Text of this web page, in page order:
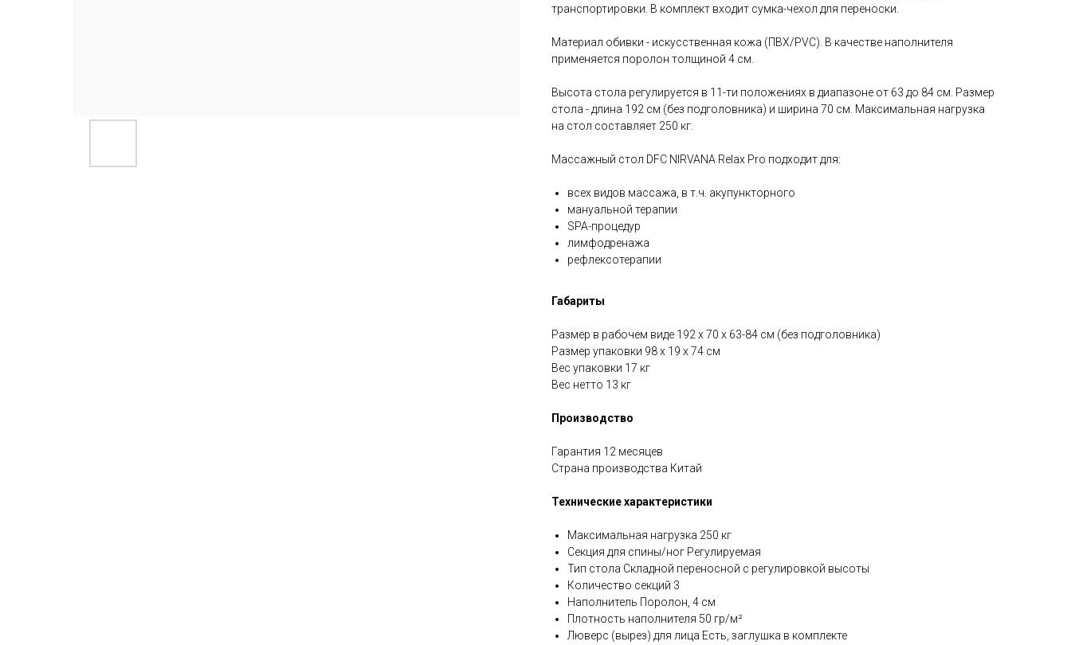
транспортировки. В комплект входит сумка-чехол для переноски.
Материал обивки - искусственная кожа (ПВХ/PVC). В качестве наполнителя
применяется поролон толщиной 4 см.
Высота стола регулируется в 11-ти положениях в диапазоне от 63 до 84 см. Размер
стола - длина 192 см (без подголовника) и ширина 70 см. Максимальная нагрузка
на стол составляет 250 кг.
Массажный стол DFC NIRVANA Relax Pro подходит для:
всех видов массажа, в т.ч. акупункторного
мануальной терапии
SPA-процедур
лимфодренажа
рефлексотерапии
Габариты
Размер в рабочем виде 192 х 70 х 63-84 см (без подголовника)
Размер упаковки 98 х 19 х 74 см
Вес упаковки 17 кг
Вес нетто 13 кг
Производство
Гарантия 12 месяцев
Страна производства Китай
Технические характеристики
Максимальная нагрузка 250 кг
Секция для спины/ног Регулируемая
Тип стола Складной переносной с регулировкой высоты
Количество секций 3
Наполнитель Поролон, 4 см
Плотность наполнителя 50 гр/м²
Люверс (вырез) для лица Есть, заглушка в комплекте